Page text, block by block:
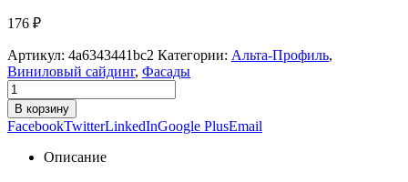
176 ₽
Артикул: 4a6343441bc2 Категории: Альта-Профиль,
Виниловый сайдинг, Фасады
В корзину
FacebookTwitterLinkedInGoogle PlusEmail
Описание